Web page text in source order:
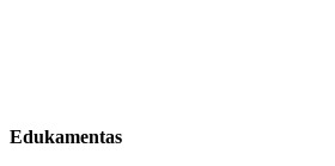
Edukamentas